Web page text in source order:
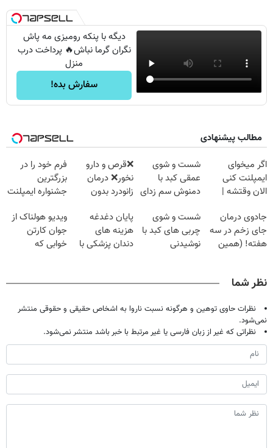
دیگه با پنکه رومیزی مه پاش
نگران گرما نباش🔥 پرداخت درب
منزل
سفارش بده!
مطالب پیشنهادی
اگر میخوای
ایمپلنت کنی
الان وقتشه |
میلیون تومان!!!
شست و شوی
عمقی کبد با
دمنوش سم زدای
❌قرص‌ و دارو
نخور❌ درمان
زانودرد بدون
فرم خود را در
بزرگترین
جشنواره ایمپلنت
فقط ۲۵ میلیون
جادوی درمان
جای زخم در سه
هفته! (همین
شست و شوی
چربی های کبد با
نوشیدنی
پایان دغدغه
هزینه های
دندان پزشکی با
ویدیو هولناک از
جوان کارتن
خوابی که
نظر شما
نظرات حاوی توهین و هرگونه نسبت ناروا به اشخاص حقیقی و حقوقی منتشر
نمی‌شود.
نظراتی که غیر از زبان فارسی یا غیر مرتبط با خبر باشد منتشر نمی‌شود.